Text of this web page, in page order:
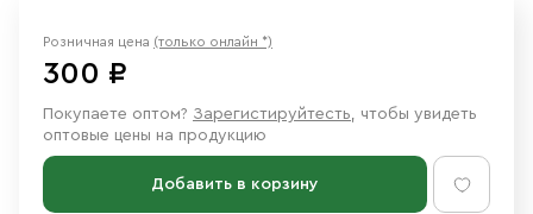
Розничная цена (только онлайн *)
300 ₽
Покупаете оптом? Зарегистируйтесть, чтобы увидеть
оптовые цены на продукцию
Добавить в корзину